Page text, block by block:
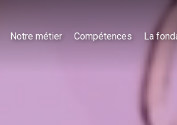
Notre métier Compétences La